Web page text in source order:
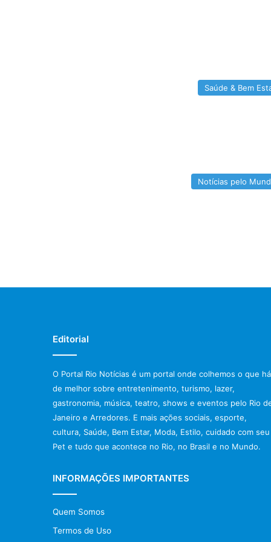
Saúde & Bem
Notícias pelo
Editorial
O Portal Rio Notícias é um portal onde colhemos o que há
de melhor sobre entretenimento, turismo, lazer,
gastronomia, música, teatro, shows e eventos pelo Rio
Janeiro e Arredores. E mais ações sociais, esporte,
cultura, Saúde, Bem Estar, Moda, Estilo, cuidado com seu
Pet e tudo que acontece no Rio, no Brasil e no Mundo.
INFORMAÇÕES IMPORTANTES
Quem Somos
Termos de Uso